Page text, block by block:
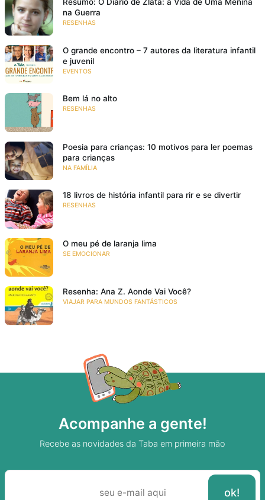
Resumo: O Diário de Zlata: a Vida de Uma Menina
na Guerra
RESENHAS
O grande encontro – 7 autores da literatura infantil
e juvenil
EVENTOS
Bem lá no alto
RESENHAS
Poesia para crianças: 10 motivos para ler poemas
para crianças
NA FAMÍLIA
18 livros de história infantil para rir e se divertir
RESENHAS
O meu pé de laranja lima
SE EMOCIONAR
Resenha: Ana Z. Aonde Vai Você?
VIAJAR PARA MUNDOS FANTÁSTICOS
Acompanhe a gente!
Recebe as novidades da Taba em primeira mão